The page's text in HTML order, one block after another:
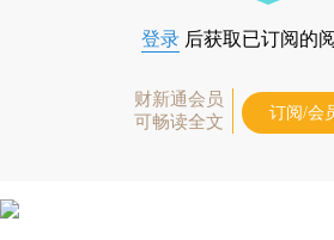
登录 后获取已订阅的
财新通会员
可畅读全文
订阅/会